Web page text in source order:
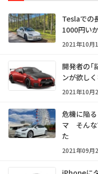
Teslaでの
1000円い
2021年10月
開発者の
ンが欲し
2021年10月
危機に陥
マ そんな
た
2021年09月